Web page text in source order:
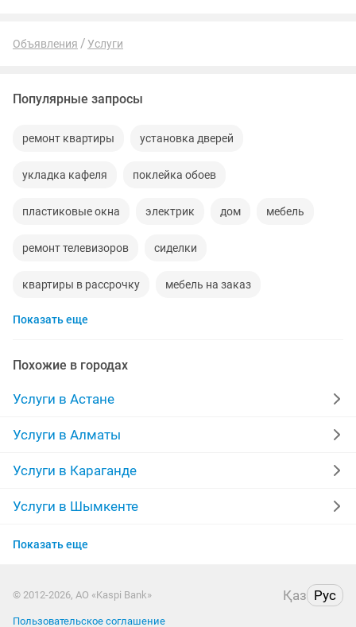
Объявления Услуги
Популярные запросы
ремонт квартиры установка дверей
укладка кафеля поклейка обоев
пластиковые окна электрик дом мебель
ремонт телевизоров сиделки
квартиры в рассрочку мебель на заказ
установка кондиционеров
тамада прихожая
стяжка полов
забор укладка ламината
камаз ремонт ванной
сварочные работы
Показать еще
Похожие в городах
Услуги в Астане
Услуги в Алматы
Услуги в Караганде
Услуги в Шымкенте
Услуги в Усть-Каменогорске
Услуги в Актау
Показать еще
© 2012-2026, АО «Kaspi Bank» Қаз Рус
Пользовательское соглашение